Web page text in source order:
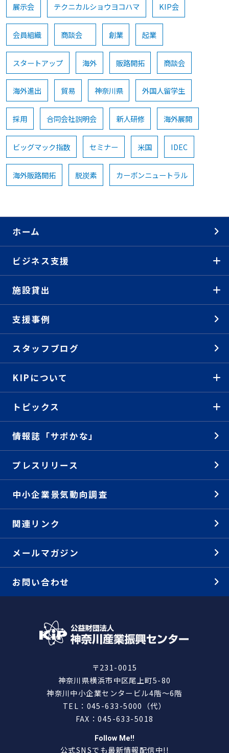
展示会 テクニカルショウヨコハマ KIP会
会員組織 商談会 創業 起業
スタートアップ 海外 販路開拓 商談会
海外進出 貿易 神奈川県 外国人留学生
採用 合同会社説明会 新人研修 海外展開
ビッグマック指数 セミナー 米国 IDEC
海外販路開拓 脱炭素 カーボンニュートラル
ホーム
ビジネス支援
施設貸出
支援事例
スタッフブログ
KIPについて
トピックス
情報誌「サポかな」
プレスリリース
中小企業景気動向調査
関連リンク
メールマガジン
お問い合わせ
〒231-0015
神奈川県横浜市中区尾上町5-80
神奈川中小企業センタービル4階～6階
TEL：045-633-5000（代）
FAX：045-633-5018
Follow Me!!
公式SNSでも最新情報配信中!!